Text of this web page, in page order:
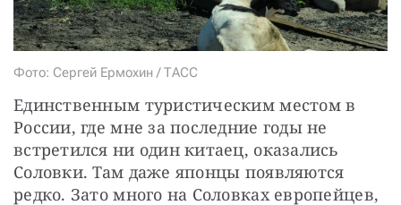
Фото: Сергей Ермохин / ТАСС
Единственным туристическим местом в
России, где мне за последние годы не
встретился ни один китаец, оказались
Соловки. Там даже японцы появляются
редко. Зато много на Соловках европейцев,